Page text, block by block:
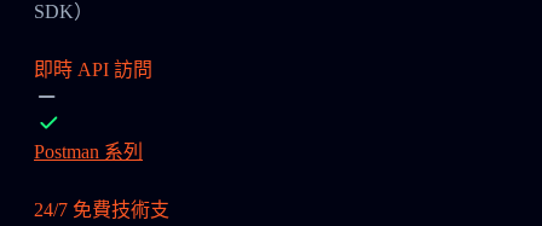
SDK）
即時 API 訪問
Postman 系列
24/7 免費技術支